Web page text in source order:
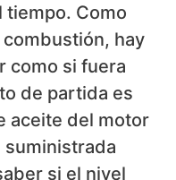
tiempo. Como
hay
como si fuera
de partida es
aceite del motor
suministrada
si el nivel